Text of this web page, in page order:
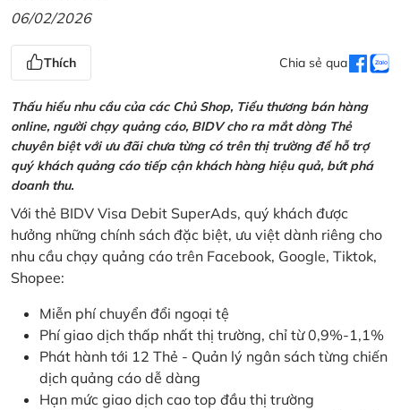
06/02/2026
Thích Chia sẻ qua
Thấu hiểu nhu cầu của các Chủ Shop, Tiểu thương bán hàng
online, người chạy quảng cáo, BIDV cho ra mắt dòng Thẻ
chuyên biệt với ưu đãi chưa từng có trên thị trường để hỗ trợ
quý khách quảng cáo tiếp cận khách hàng hiệu quả, bứt phá
doanh thu.
Với thẻ BIDV Visa Debit SuperAds, quý khách được
hưởng những chính sách đặc biệt, ưu việt dành riêng cho
nhu cầu chạy quảng cáo trên Facebook, Google, Tiktok,
Shopee:
Miễn phí chuyển đổi ngoại tệ
Phí giao dịch thấp nhất thị trường, chỉ từ 0,9%-1,1%
Phát hành tới 12 Thẻ - Quản lý ngân sách từng chiến
dịch quảng cáo dễ dàng
Hạn mức giao dịch cao top đầu thị trường